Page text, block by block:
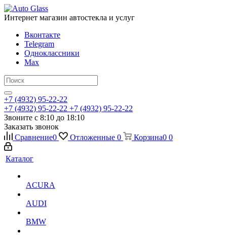
Интернет магазин автостекла и услуг
Вконтакте
Telegram
Одноклассники
Max
+7 (4932) 95-22-22
+7 (4932) 95-22-22 +7 (4932) 95-22-22
Звоните с 8:10 до 18:10
Заказать звонок
Сравнение0 Отложенные 0 Корзина0 0
Каталог
ACURA
AUDI
BMW